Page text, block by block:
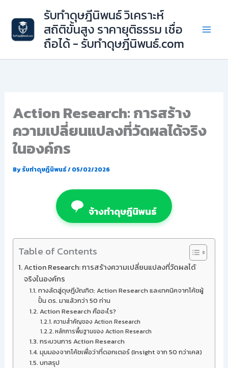
content
รับทำดุษฎีนิพนธ์ วิเคราะห์
สถิติขั้นสูง ราคายุติธรรม เชื่อ
ถือได้ - รับทำดุษฎีนิพนธ์.com
Action Research: การสร้าง
ความเปลี่ยนแปลงที่วัดผลได้จริง
ในองค์กร
Byรับทำดุษฎีนิพนธ์/05/02/2026
จ้างทำดุษฎีนิพนธ์
Table of Contents
Action Research: การสร้างความเปลี่ยนแปลงที่วัดผลได้
จริงในองค์กร
ทางลัดสู่ดุษฎีบัณฑิต: Action Research และเทคนิคจากโค้ชผู้
ปั้น ดร. มาแล้วกว่า 50 ท่าน
Action Research คืออะไร?
ความสำคัญของ Action Research
หลักการพื้นฐานของ Action Research
กระบวนการ Action Research
มุมมองจากโค้ชเพื่อว่าที่ดอกเตอร์ (Insight จาก 50 กว่าเคส)
บทสรุป